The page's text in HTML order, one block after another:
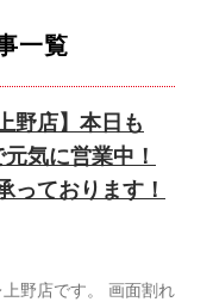
一覧
野店】本日も
気に営業中！
っております！
野店です。 画面割れ